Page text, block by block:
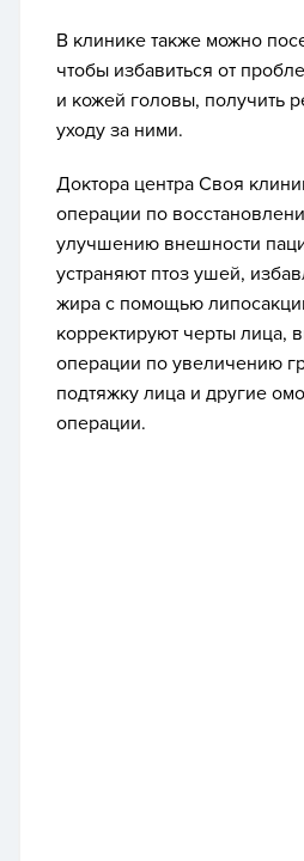
В клинике также можно
чтобы избавиться от
и кожей головы, получить
уходу за ними.
Доктора центра Своя
операции по
улучшению внешности
устраняют птоз ушей,
жира с помощью
корректируют черты лица,
операции по увеличению
подтяжку лица и другие
операции.